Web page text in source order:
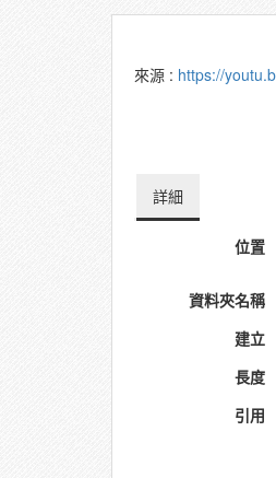
來源 : https://
詳細
位置
資料夾名稱
建立
長度
引用